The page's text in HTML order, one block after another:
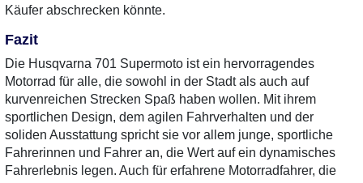
Käufer abschrecken könnte.
Fazit
Die Husqvarna 701 Supermoto ist ein hervorragendes
Motorrad für alle, die sowohl in der Stadt als auch auf
kurvenreichen Strecken Spaß haben wollen. Mit ihrem
sportlichen Design, dem agilen Fahrverhalten und der
soliden Ausstattung spricht sie vor allem junge, sportliche
Fahrerinnen und Fahrer an, die Wert auf ein dynamisches
Fahrerlebnis legen. Auch für erfahrene Motorradfahrer, die